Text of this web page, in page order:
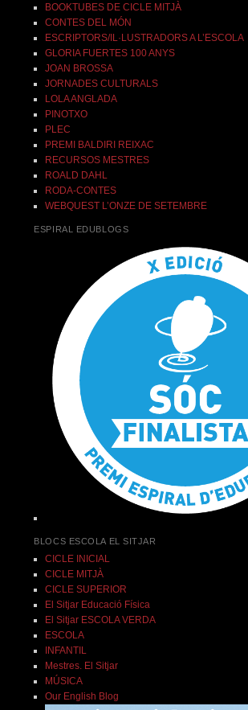
BOOKTUBES DE CICLE MITJÀ
CONTES DEL MÓN
ESCRIPTORS/IL·LUSTRADORS A L’ESCOLA
GLORIA FUERTES 100 ANYS
JOAN BROSSA
JORNADES CULTURALS
LOLA ANGLADA
PINOTXO
PLEC
PREMI BALDIRI REIXAC
RECURSOS MESTRES
ROALD DAHL
RODA-CONTES
WEBQUEST L’ONZE DE SETEMBRE
ESPIRAL EDUBLOGS
BLOCS ESCOLA EL SITJAR
CICLE INICIAL
CICLE MITJÀ
CICLE SUPERIOR
El Sitjar Educació Física
El Sitjar ESCOLA VERDA
ESCOLA
INFANTIL
Mestres. El Sitjar
MÚSICA
Our English Blog